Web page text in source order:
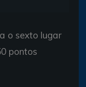
o sexto lugar
pontos